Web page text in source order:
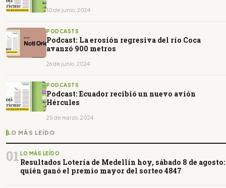
10 de junio, 2024
PODCASTS
Podcast: La erosión regresiva del río Coca
avanzó 900 metros
26 de junio, 2024
PODCASTS
Podcast: Ecuador recibió un nuevo avión
Hércules
25 de marzo, 2024
LO MÁS LEÍDO
01 LO MÁS LEÍDO
Resultados Lotería de Medellín hoy, sábado 8 de agosto:
quién ganó el premio mayor del sorteo 4847